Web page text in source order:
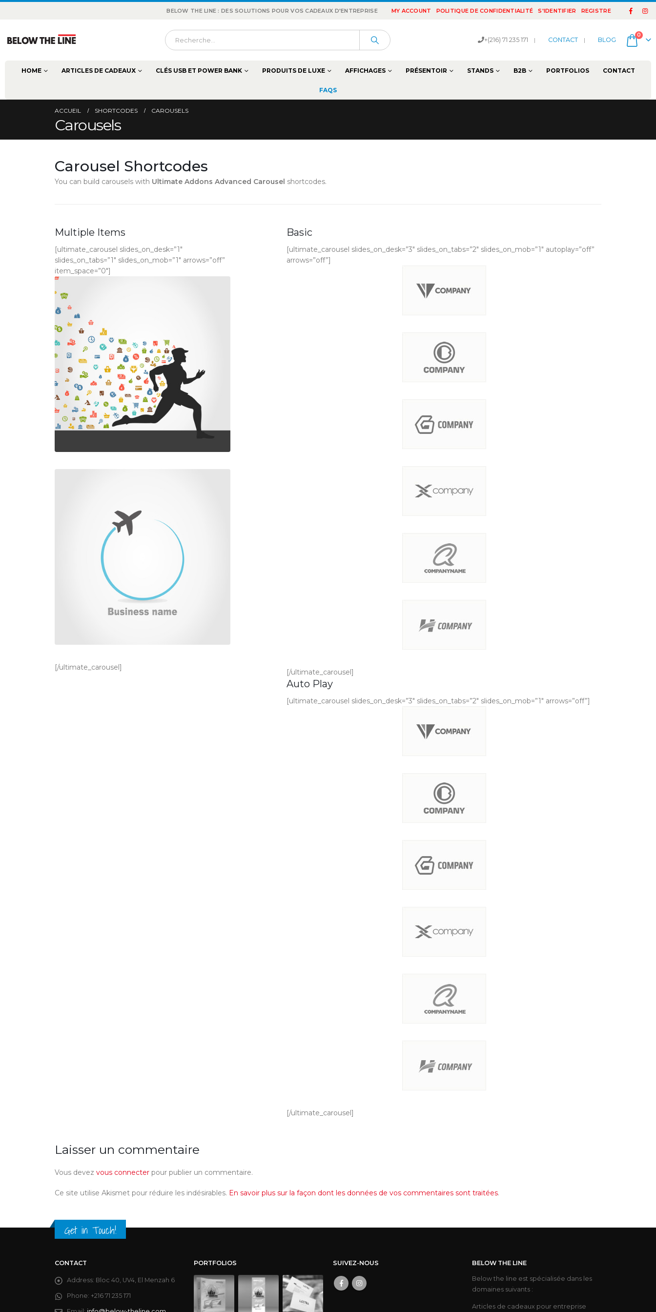
BELOW THE LINE : DES SOLUTIONS POUR VOS CADEAUX D'ENTREPRISE MY ACCOUNT POLITIQUE DE CONFIDENTIALITÉ S'IDENTIFIER REGISTRE
+(216) 71 235 171 | CONTACT | BLOG
0
HOME ARTICLES DE CADEAUX CLÉS USB ET POWER BANK PRODUITS DE LUXE AFFICHAGES PRÉSENTOIR STANDS B2B PORTFOLIOS CONTACT
FAQS
ACCUEIL SHORTCODES CAROUSELS
Carousels
Carousel Shortcodes
You can build carousels with Ultimate Addons Advanced Carousel shortcodes.
Multiple Items
[ultimate_carousel slides_on_desk=”1″
slides_on_tabs=”1″ slides_on_mob=”1″ arrows=”off”
item_space=”0″]
[/ultimate_carousel]
Basic
[ultimate_carousel slides_on_desk=”3″ slides_on_tabs=”2″ slides_on_mob=”1″ autoplay=”off”
arrows=”off”]
[/ultimate_carousel]
Auto Play
[ultimate_carousel slides_on_desk=”3″ slides_on_tabs=”2″ slides_on_mob=”1″ arrows=”off”]
[/ultimate_carousel]
Laisser un commentaire
Vous devez vous connecter pour publier un commentaire.
Ce site utilise Akismet pour réduire les indésirables. En savoir plus sur la façon dont les données de vos commentaires sont traitées.
Get in Touch!
CONTACT
Address: Bloc 40, UV4, El Menzah 6
Phone: +216 71 235 171
PORTFOLIOS SUIVEZ-NOUS BELOW THE LINE
Below the line est spécialisée dans les
domaines suivants :
Articles de cadeaux pour entreprise